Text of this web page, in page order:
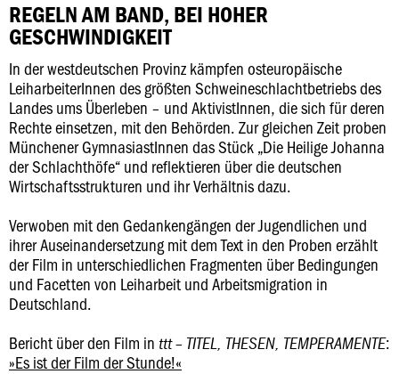
REGELN AM BAND, BEI HOHER
GESCHWINDIGKEIT
In der westdeutschen Provinz kämpfen osteuropäische
LeiharbeiterInnen des größten Schweineschlachtbetriebs des
Landes ums Überleben – und AktivistInnen, die sich für deren
Rechte einsetzen, mit den Behörden. Zur gleichen Zeit proben
Münchener GymnasiastInnen das Stück „Die Heilige Johanna
der Schlachthöfe“ und reflektieren über die deutschen
Wirtschaftsstrukturen und ihr Verhältnis dazu.
Verwoben mit den Gedankengängen der Jugendlichen und
ihrer Auseinandersetzung mit dem Text in den Proben erzählt
der Film in unterschiedlichen Fragmenten über Bedingungen
und Facetten von Leiharbeit und Arbeitsmigration in
Deutschland.
Bericht über den Film in ttt – TITEL, THESEN, TEMPERAMENTE:
»Es ist der Film der Stunde!«